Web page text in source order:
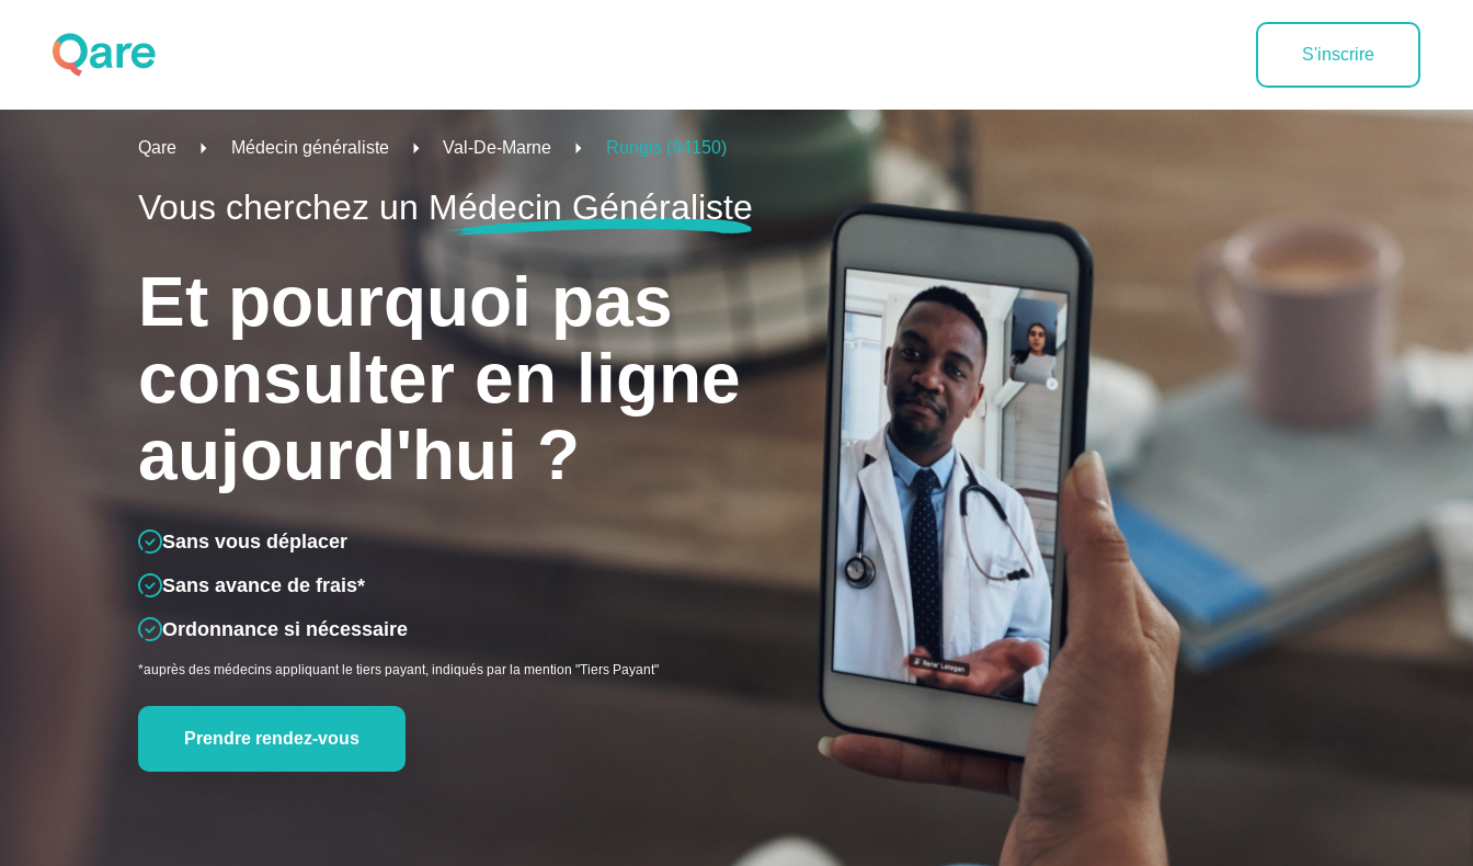
S'inscrire
Qare Médecin généraliste Val-De-Marne Rungis (94150)
Vous cherchez un Médecin Généraliste
Et pourquoi pas
consulter en ligne
aujourd'hui ?
Sans vous déplacer
Sans avance de frais*
Ordonnance si nécessaire
*auprès des médecins appliquant le tiers payant, indiqués par la mention "Tiers Payant"
Prendre rendez-vous